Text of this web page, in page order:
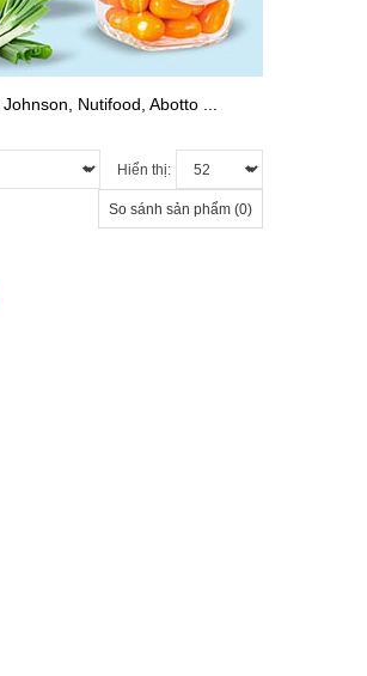
Nutifood, Abotto ...
Hiển thị:
So sánh sản phẩm (0)